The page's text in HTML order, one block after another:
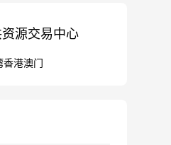
源交易中心
香港澳门